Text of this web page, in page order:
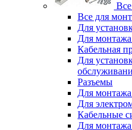
Все для
Для
Для монтажа
Кабельная
Для
Разъемы
Для
Для
Кабельные
Для